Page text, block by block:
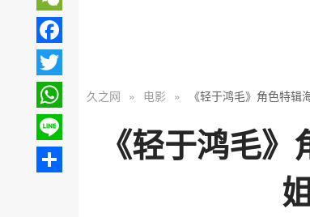
久之网 » 电影 » 《轻于鸿毛》角色特
《轻于鸿毛
WeChat
Facebook
Twitter
WhatsApp
Line